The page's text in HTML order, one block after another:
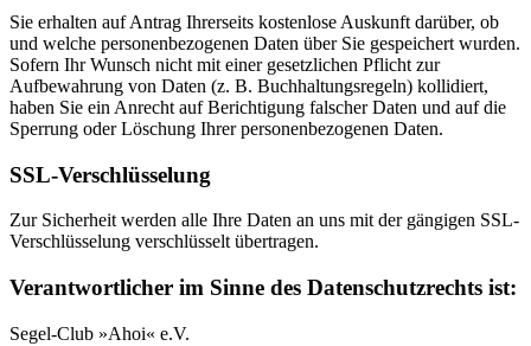
Sie erhalten auf Antrag Ihrerseits kostenlose Auskunft darüber, ob
und welche personenbezogenen Daten über Sie gespeichert wurden.
Sofern Ihr Wunsch nicht mit einer gesetzlichen Pflicht zur
Aufbewahrung von Daten (z. B. Buchhaltungsregeln) kollidiert,
haben Sie ein Anrecht auf Berichtigung falscher Daten und auf die
Sperrung oder Löschung Ihrer personenbezogenen Daten.
SSL-Verschlüsselung
Zur Sicherheit werden alle Ihre Daten an uns mit der gängigen SSL-
Verschlüsselung verschlüsselt übertragen.
Verantwortlicher im Sinne des Datenschutzrechts ist:
Segel-Club »Ahoi« e.V.